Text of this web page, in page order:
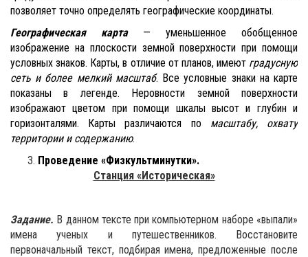
позволя­ет точно определять географические координаты.
Географическая карта— уменьшенное обобщенное
изображение на плоскости зем­ной поверхности при помощи
условных знаков. Карты, в отличие от планов, имеют градусную
сеть и более мелкий масштаб. Все условные знаки на карте
показаны в легенде. Неровности земной поверхности
изображают цве­том при помощи шкалы высот и глубин и
горизонталями. Карты различаются по масштабу, охвату
территории и содержанию.
Проведение «Физкультминутки».
Станция «Историческая»
Задание. В данном тексте при компьютерном наборе «выпали»
имена ученых и путешественников. Восстановите
первоначальный текст, подбирая имена, предложенные после